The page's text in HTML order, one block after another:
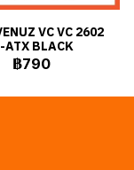
VC VC 2602
ATX BLACK
฿790